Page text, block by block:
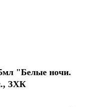
"Белые ночи.
ЗХК